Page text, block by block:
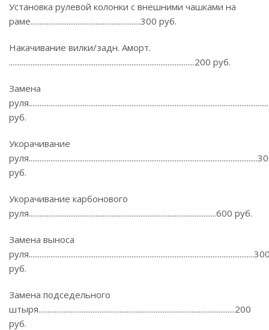
Установка рулевой колонки с внешними чашками на
раме.............................................................300 руб.
Накачивание вилки/задн. Аморт.
.......................................................................................................200 руб.
Замена
руб.
Укорачивание
руб.
Укорачивание карбонового
руля........................................................................................................600 руб.
Замена выноса
руб.
Замена подседельного
штыря.............................................................................................................200
руб.